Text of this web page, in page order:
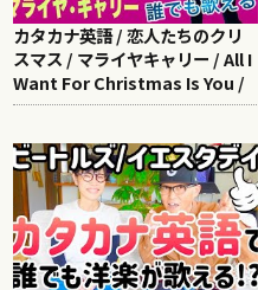
カタカナ英語 / 恋人たちのクリ
スマス / マライヤキャリー / All I
Want For Christmas Is You /